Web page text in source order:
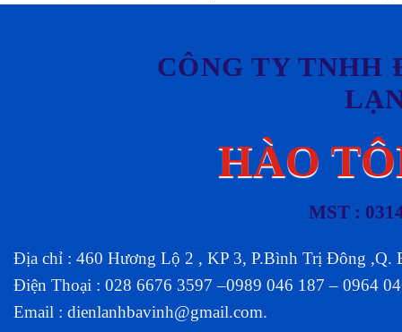
CÔNG TY TNHH
HÀO
MST :
Địa chỉ : 460 Hương Lộ 2 , KP 3, P.Bình Trị Đông ,Q.
Điện Thoại : 028 6676 3597 –0989 046 187 – 0964
Email : dienlanhbavinh@gmail.com.